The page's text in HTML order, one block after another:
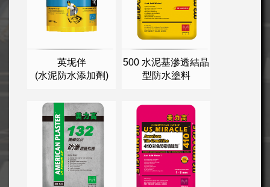
英坭伴
(水泥防水添加劑)
500 水泥基滲透結晶
型防水塗料